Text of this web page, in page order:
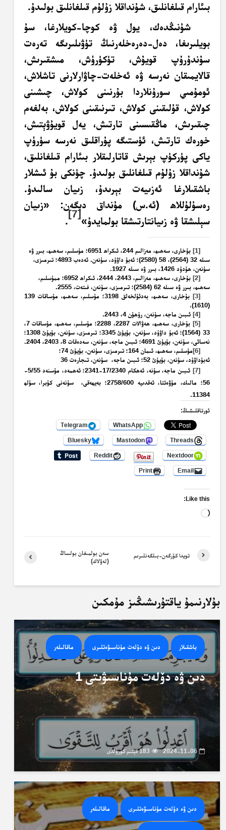
بىئارام قىلغانلىق، شۇنداقلا زۇلۇم قىلغانلىق بولىدۇ.
شۇنىڭدەك، يول ۋە كوچا-كويلارغا، سۇ
بويلىرىغا، دەل-دەرەخلەرنىڭ تۈۋىلىرىگە تەرەت
سۇندۇرۇپ قويۇش، تۈكۈرۈش، مىشقىرىش،
قالايمىقان نەرسە ۋە ئەخلەت-چاۋارلارنى تاشلاش،
ئومۇمىي سورۇنلاردا بۇرنىنى كولاش، چىشىنى
كولاش، قۇلىقىنى كولاش، تىرنىقىنى كولاش، بەلغەم
چىقىرىش، ماڭقىسىنى تارتىش، يەل قويۇۋېتىش،
خورەك تارتىش، ئۈستىگە پۇراقلىق نەرسە سۈرۈپ
ياكى پۈركۈپ بېرىش قاتارلىقلار بىئارام قىلغانلىق،
شۇنداقلا زۇلۇم قىلغانلىق بولىدۇ. چۈنكى بۇ ئىشلار
باشقىلارغا ئەزىيەت بېرىدۇ، زىيان سالىدۇ.
رەسۇلۇللاھ (ئە.س) مۇنداق دېگەن: «زىيان
سېلىشقا ۋە زىيانتارتىشقا بولمايدۇ»
[7]
.
[1]
بۇخارى، سەھىھ، مەزالىم 244، ئىكراھ 6951؛ مۇسلىم، سەھىھ، بىرر ۋە
سىلە 32 (2564)، 58 (2580)؛ ئەبۇ داۋۇد، سۇنەن. ئەدەب 4893؛ تىرمىزى،
سۇنەن، ھۇدۇد 1426، بىرر ۋە سىلە 1927.
[2]
بۇخارى، سەھىھ، مەزالىم، 2443، 2444، ئىكراھ 6952؛ ممۇسلىم،
سەھىھ، بىرر ۋە سىلە 62 (2584)؛ تىرمىزى، سۇنەن، فىتەت، 2555.
[3]
بۇخارى، سەھىھ، بەدئۇلخەلق 3198؛ مۇسلىم، سەھىھ، مۇساقات 139
(1610).
[4] ئىبىن ماجە، سۇنەن، رۇھۇن 4، 2443.
[5]
بۇخارى، سەھىھ، ھەۋالات 2287، 2288؛ مۇسلىم، سەھىھ، مۇساقات 7،
33 (1564)؛ ئەبۇ داۋۇد، سۇنەن، بۇيۇئ 3345؛ تىرمىزى، سۇنەن، بۇيۇئ 1308؛
نەسائى، سۇنەن، بۇيۇئ 4691؛ ئىبىن ماجە، سۇنەن، سەدەقات 8، 2403، 2404.
[6]
مۇسلىم، سەھىھ، ئىمان 164؛ تىرمىزى، سۇنەن، بۇيۇئ 74؛
ئەبۇداۋۇد، سۇنەن، بۇيۇئ 52؛ ئىبىن ماجە، سۇنەن، تىجارەت 36
[7]
ئىبىن ماجە، سۇنە، ئەھكام 17/2340-2341؛ ئەھمەد، مۇسنەد 5/55-
56؛ مالىك، مۇۋەتتا، ئەقدىيە 2758/600؛ بەيھەقى، سۇنەنى كۇبرا، سۇلھ
11384.
ئورتاقلىشىڭ:
WhatsApp
Telegram
Threads
Mastodon
Bluesky
Nextdoor
Reddit
Email
Print
Like this:
Loading…
سەن بولمىغان بولساڭ
(لەۋلاك)
تويدا كۆرگەن-بىلگەنلىرىم
بۇلارنىمۇ ياقتۇرىشىڭىز مۇمكىن
باشقىلار دىن ۋە دۆلەت مۇناسىۋەتلىرى ماقالىلەر
دىن ۋە دۆلەت مۇناسىۋىتى 1
2024-11-06 183 قېتىم كۆرۈلدى
دىن ۋە دۆلەت مۇناسىۋەتلىرى ماقالىلەر